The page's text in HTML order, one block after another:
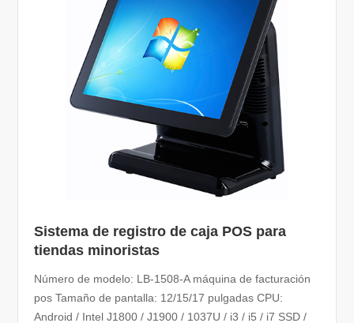
Sistema de registro de caja POS para
tiendas minoristas
Número de modelo: LB-1508-A máquina de facturación
pos Tamaño de pantalla: 12/15/17 pulgadas CPU:
Android / Intel J1800 / J1900 / 1037U / i3 / i5 / i7 SSD /